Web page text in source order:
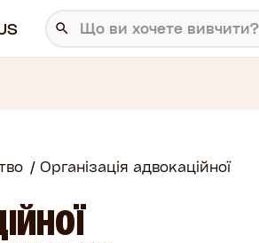
Організація адвокаційної